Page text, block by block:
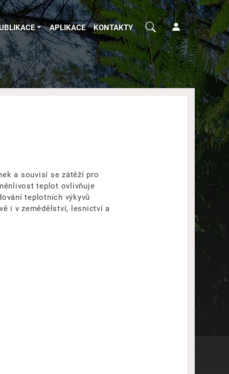
APLIKACE KONTAKTY
a souvisí se zátěží pro
teplot ovlivňuje
teplotních výkyvů
i v zemědělství, lesnictví a